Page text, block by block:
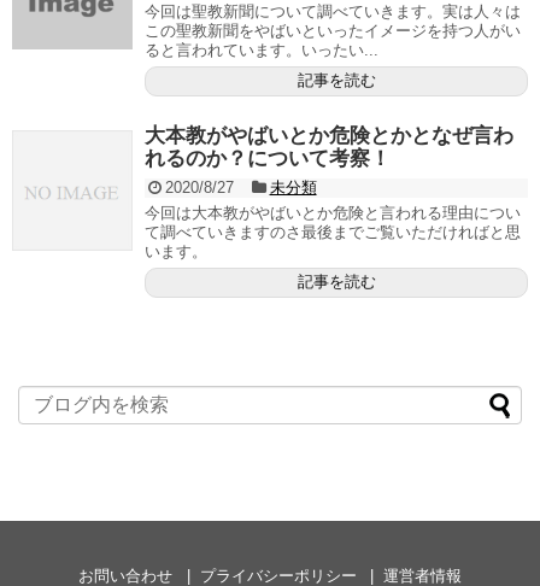
今回は聖教新聞について調べていきます。実は人々は
この聖教新聞をやばいといったイメージを持つ人がい
ると言われています。いったい...
記事を読む
大本教がやばいとか危険とかとなぜ言わ
れるのか？について考察！
2020/8/27
未分類
今回は大本教がやばいとか危険と言われる理由につい
て調べていきますのさ最後までご覧いただければと思
います。
記事を読む
お問い合わせ プライバシーポリシー 運営者情報